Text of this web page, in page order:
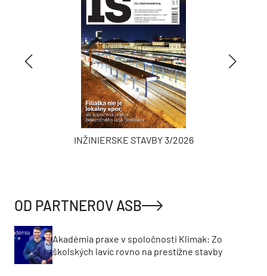
INŽINIERSKE STAVBY 3/2026
OD PARTNEROV ASB
Akadémia praxe v spoločnosti Klimak: Zo
školských lavíc rovno na prestížne stavby